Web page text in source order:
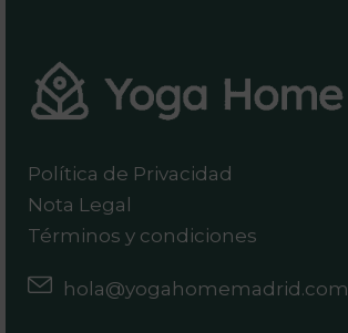
Política de Privacidad
Nota Legal
Términos y condiciones
hola@yogahomemadrid.com